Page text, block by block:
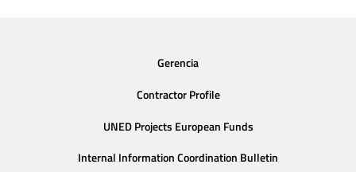
Gerencia
Contractor Profile
UNED Projects European Funds
Internal Information Coordination Bulletin